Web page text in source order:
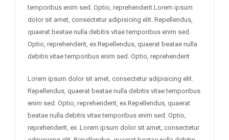
temporibus enim sed. Optio, reprehenderit Lorem ipsum
dolor sit amet, consectetur adipisicing elit. Repellendus,
quaerat beatae nulla debitis vitae temporibus enim sed.
Optio, reprehenderit, ex.Repellendus, quaerat beatae nulla
debitis vitae temporibus enim sed. Optio, reprehenderit
Lorem ipsum dolor sit amet, consectetur adipisicing elit.
Repellendus, quaerat beatae nulla debitis vitae temporibus
enim sed. Optio, reprehenderit, ex.Repellendus, quaerat
beatae nulla debitis vitae temporibus enim sed. Optio,
reprehenderit, ex .Lorem ipsum dolor sit amet, consectetur